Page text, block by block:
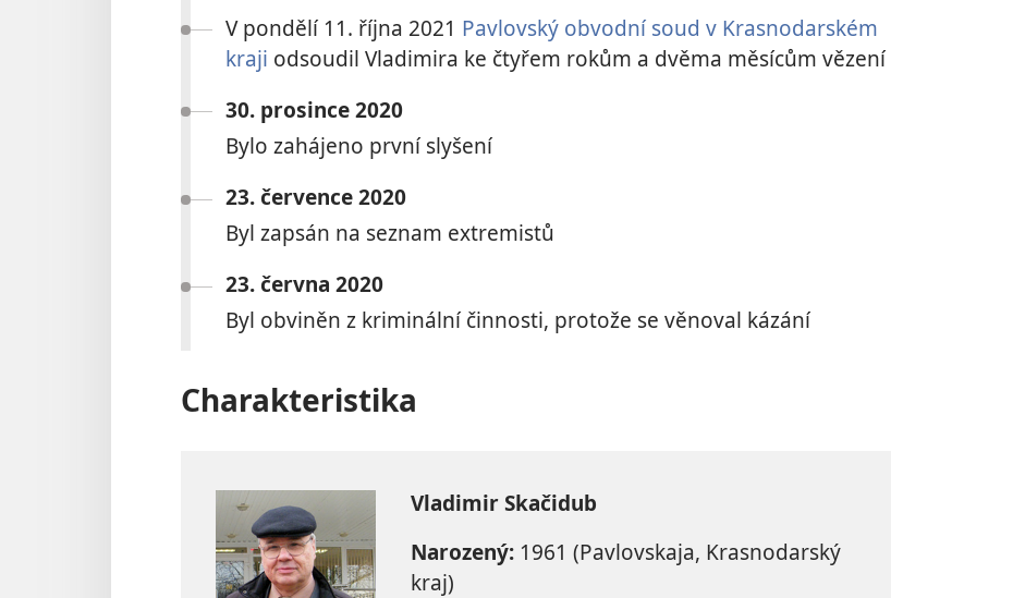
V pondělí 11. října 2021 Pavlovský obvodní soud v Krasnodarském
kraji odsoudil Vladimira ke čtyřem rokům a dvěma měsícům vězení
30. prosince 2020
Bylo zahájeno první slyšení
23. července 2020
Byl zapsán na seznam extremistů
23. června 2020
Byl obviněn z kriminální činnosti, protože se věnoval kázání
Charakteristika
Vladimir Skačidub
Narozený: 1961 (Pavlovskaja, Krasnodarský
kraj)